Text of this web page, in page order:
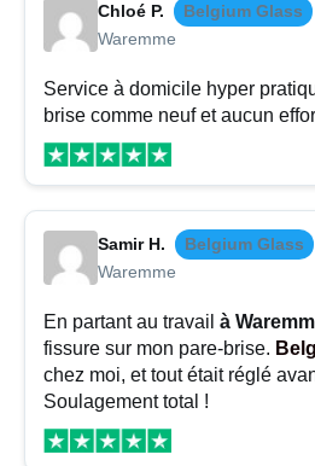
Chloé P.
Belgium Glass
Waremme
Service à domicile hyper
brise comme neuf et aucun
Samir H.
Belgium Glass
Waremme
En partant au travail à
fissure sur mon pare-brise.
chez moi, et tout était réglé
Soulagement total !